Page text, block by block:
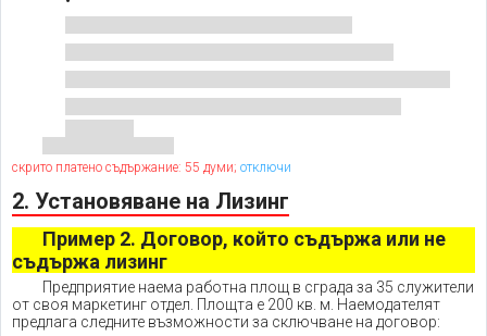
скрито платено съдържание: 55 думи; отключи
2. Установяване на Лизинг
Пример 2. Договор, който съдържа или не
съдържа лизинг
Предприятие наема работна площ в сграда за 35 служители
от своя маркетинг отдел. Площта е 200 кв. м. Наемодателят
предлага следните възможности за сключване на договор: